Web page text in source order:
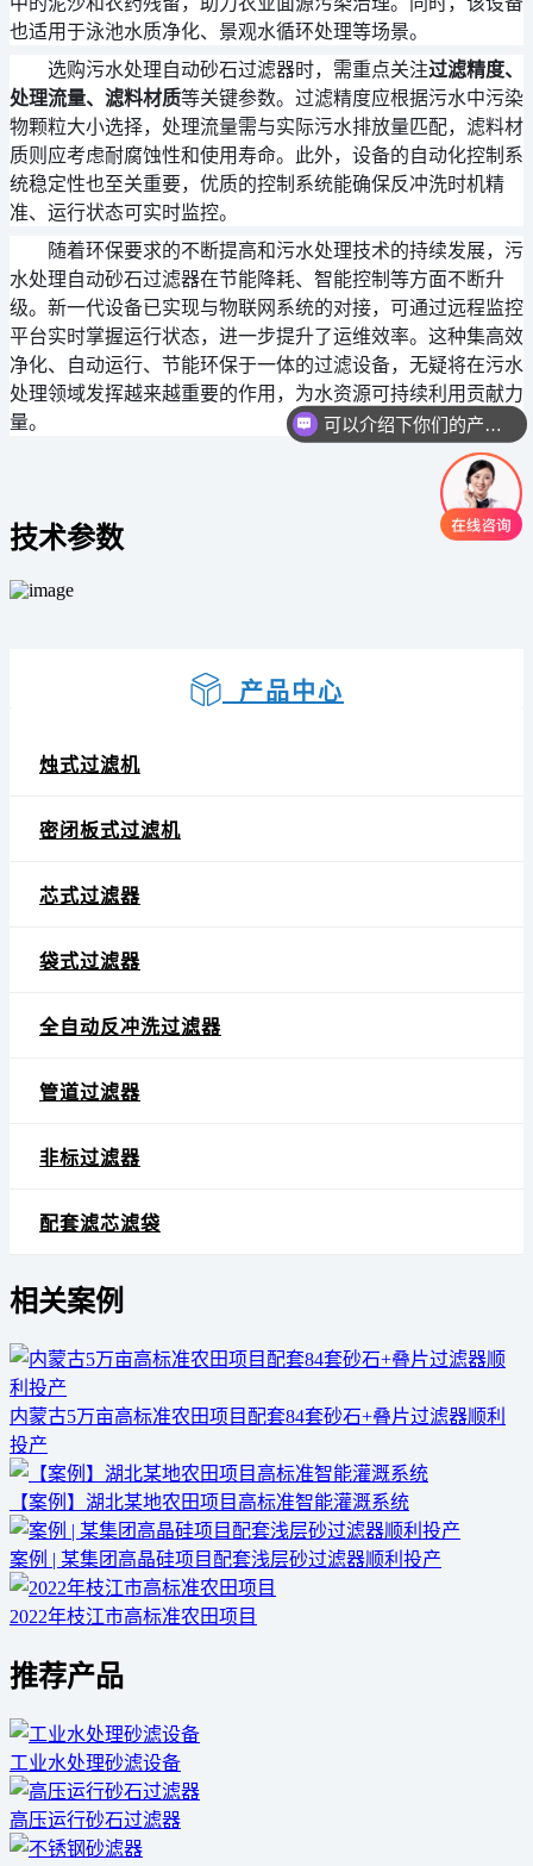
也适用于泳池水质净化、景观水循环处理等场景。
选购污水处理自动砂石过滤器时，需重点关注过滤精度、
处理流量、滤料材质等关键参数。过滤精度应根据污水中污染
物颗粒大小选择，处理流量需与实际污水排放量匹配，滤料材
质则应考虑耐腐蚀性和使用寿命。此外，设备的自动化控制系
统稳定性也至关重要，优质的控制系统能确保反冲洗时机精
准、运行状态可实时监控。
随着环保要求的不断提高和污水处理技术的持续发展，污
水处理自动砂石过滤器在节能降耗、智能控制等方面不断升
级。新一代设备已实现与物联网系统的对接，可通过远程监控
平台实时掌握运行状态，进一步提升了运维效率。这种集高效
净化、自动运行、节能环保于一体的过滤设备，无疑将在污水
处理领域发挥越来越重要的作用，为水资源可持续利用贡献力
量。
技术参数
产品中心
烛式过滤机
密闭板式过滤机
芯式过滤器
袋式过滤器
全自动反冲洗过滤器
管道过滤器
非标过滤器
配套滤芯滤袋
相关案例
内蒙古5万亩高标准农田项目配套84套砂石+叠片过滤器顺利
投产
【案例】湖北某地农田项目高标准智能灌溉系统
案例 | 某集团高晶硅项目配套浅层砂过滤器顺利投产
2022年枝江市高标准农田项目
推荐产品
工业水处理砂滤设备
高压运行砂石过滤器